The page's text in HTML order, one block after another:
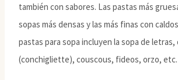
también con sabores. Las pastas más
sopas más densas y las más finas con
pastas para sopa incluyen la sopa de
(conchigliette), couscous, fideos, orzo, etc.